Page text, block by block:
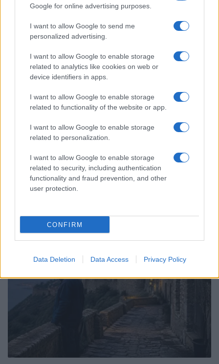
Google for online advertising purposes.
I want to allow Google to send me
personalized advertising.
I want to allow Google to enable storage
related to analytics like cookies on web or
device identifiers in apps.
I want to allow Google to enable storage
related to functionality of the website or app.
I want to allow Google to enable storage
related to personalization.
I want to allow Google to enable storage
related to security, including authentication
functionality and fraud prevention, and other
user protection.
CONFIRM
Data Deletion Data Access Privacy Policy
Continua a leggere
LIFESTYLE
Copenhagen Fashion Week SS27: le novità che stanno
LIFESTYLE